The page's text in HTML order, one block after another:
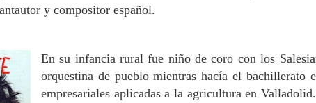
y compositor español.
En su infancia rural fue niño de coro con los
orquestina de pueblo mientras hacía el bachillerato
empresariales aplicadas a la agricultura en